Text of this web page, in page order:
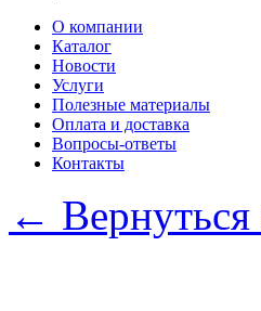
О компании
Каталог
Новости
Услуги
Полезные материалы
Оплата и доставка
Вопросы-ответы
Контакты
← Вернуться